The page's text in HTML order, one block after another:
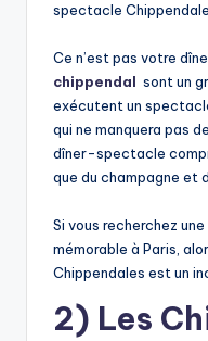
spectacle
Ce n’est pas votre
chippendal sont un
exécutent un
qui ne manquera pas
dîner-spectacle
que du champagne et
Si vous recherchez
mémorable à Paris,
Chippendales est un
2) Les